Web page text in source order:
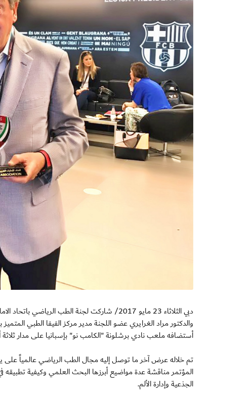
دبي الثلاثاء 23 مايو 2017/ شاركت لجنة الطب
والدكتور مراد الغرايري عضو اللجنة مدير مركز الفيفا الطبي
أستضافه ملعب نادي برشلونة "الكامب نو" بإسبانيا على مدار ثلاثة
تم خلاله عرض آخر ما توصل إليه مجال الطب الرياضي عالمياً على يد
المؤتمر مناقشة عدة مواضيع أبرزها البحث العلمي وكيفية تطبيقه في
الجذعية وإدارة الألم.